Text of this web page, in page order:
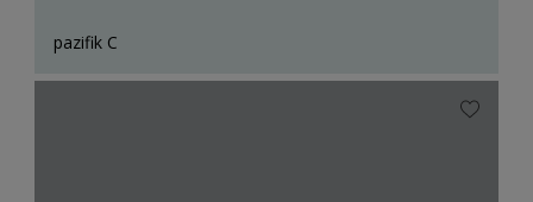
pazifik C